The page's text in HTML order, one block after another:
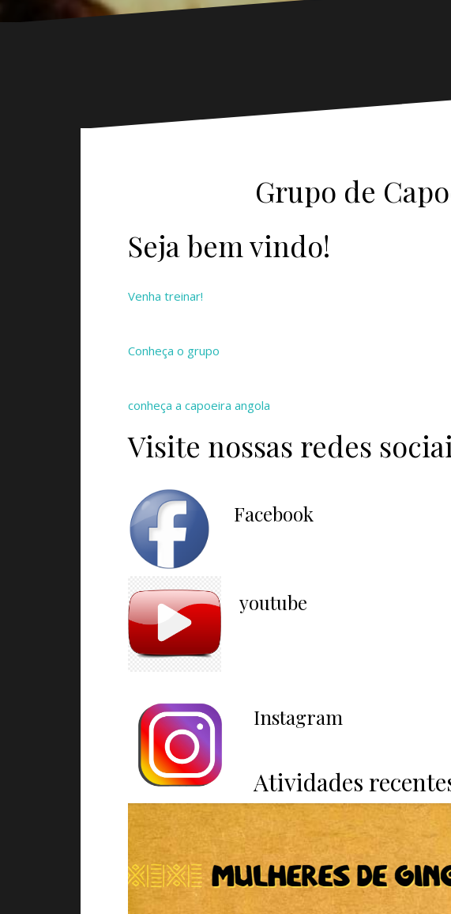
Grupo de
Seja bem vindo!
Venha treinar!
Conheça o grupo
conheça a capoeira angola
Visite nossas redes
Facebook
youtube
Instagram
Atividades